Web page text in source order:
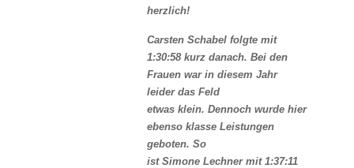
herzlich!
Carsten Schabel folgte mit
1:30:58 kurz danach. Bei den
Frauen war in diesem Jahr
leider das Feld
etwas klein. Dennoch wurde hier
ebenso klasse Leistungen
geboten. So
ist Simone Lechner mit 1:37:11